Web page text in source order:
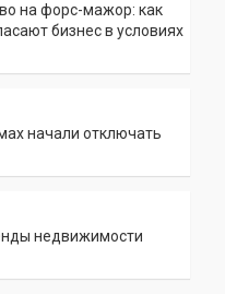
на форс-мажор: как
бизнес в условиях
начали отключать
недвижимости